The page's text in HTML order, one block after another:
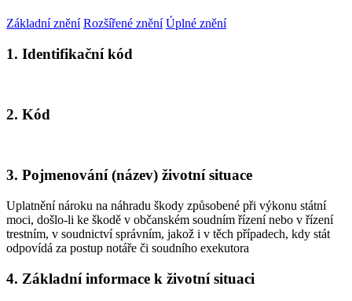
Základní znění Rozšířené znění Úplné znění
1. Identifikační kód
2. Kód
3. Pojmenování (název) životní situace
Uplatnění nároku na náhradu škody způsobené při výkonu státní
moci, došlo-li ke škodě v občanském soudním řízení nebo v řízení
trestním, v soudnictví správním, jakož i v těch případech, kdy stát
odpovídá za postup notáře či soudního exekutora
4. Základní informace k životní situaci